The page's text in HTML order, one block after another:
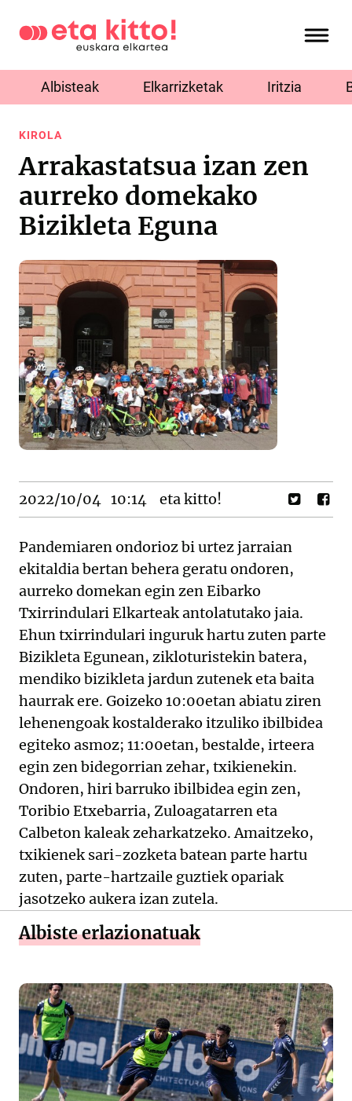
Albisteak Elkarrizketak Iritzia
KIROLA
Arrakastatsua izan zen
aurreko domekako
Bizikleta Eguna
2022/10/04 10:14 eta kitto!
Pandemiaren ondorioz bi urtez jarraian
ekitaldia bertan behera geratu ondoren,
aurreko domekan egin zen Eibarko
Txirrindulari Elkarteak antolatutako jaia.
Ehun txirrindulari inguruk hartu zuten parte
Bizikleta Egunean, zikloturistekin batera,
mendiko bizikleta jardun zutenek eta baita
haurrak ere. Goizeko 10:00etan abiatu ziren
lehenengoak kostalderako itzuliko ibilbidea
egiteko asmoz; 11:00etan, bestalde, irteera
egin zen bidegorrian zehar, txikienekin.
Ondoren, hiri barruko ibilbidea egin zen,
Toribio Etxebarria, Zuloagatarren eta
Calbeton kaleak zeharkatzeko. Amaitzeko,
txikienek sari-zozketa batean parte hartu
zuten, parte-hartzaile guztiek opariak
jasotzeko aukera izan zutela.
Albiste erlazionatuak